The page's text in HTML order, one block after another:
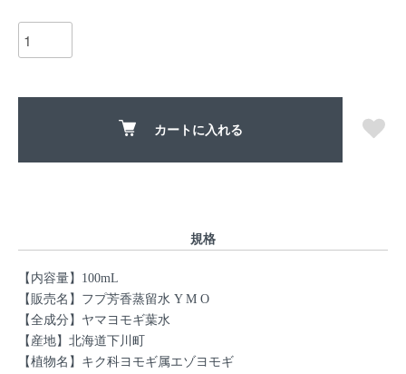
カートに入れる
規格
【内容量】100mL
【販売名】フプ芳香蒸留水 Y M O
【全成分】ヤマヨモギ葉水
【産地】北海道下川町
【植物名】キク科ヨモギ属エゾヨモギ